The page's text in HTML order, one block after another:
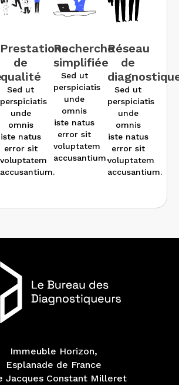
Prestations
de
qualité
Sed ut
perspiciatis
unde
omnis
iste natus
error sit
voluptatem
accusantium.
Recherche
simplifiée
Sed ut
perspiciatis
unde
omnis
iste natus
error sit
voluptatem
accusantium.
Réseau
de
Sed ut
perspiciatis
unde
omnis
iste natus
error sit
voluptatem
accusantium.
Immeuble Horizon,
Esplanade de France
Jacques Constant Milleret